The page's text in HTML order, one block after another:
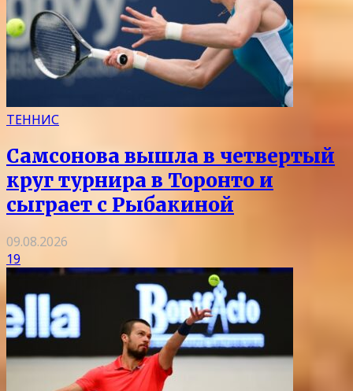
ТЕННИС
Самсонова вышла в четвертый
круг турнира в Торонто и
сыграет с Рыбакиной
09.08.2026
19